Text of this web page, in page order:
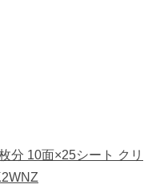
分 10面×25シート クリ